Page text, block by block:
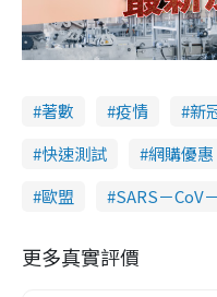
著數 疫情 新
快速測試
網購優惠
歐盟
SARS－CoV
更多真實評價